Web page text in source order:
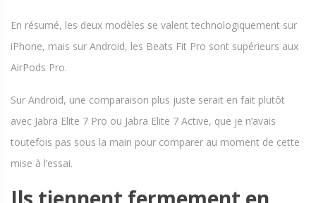
En résumé, les deux modèles se valent technologiquement sur
iPhone, mais sur Android, les Beats Fit Pro sont supérieurs aux
AirPods Pro.
Sur Android, une comparaison plus juste serait en fait plutôt
avec Jabra Elite 7 Pro ou Jabra Elite 7 Active, que je n’avais
toutefois pas sous la main pour comparer au moment de cette
mise à l’essai.